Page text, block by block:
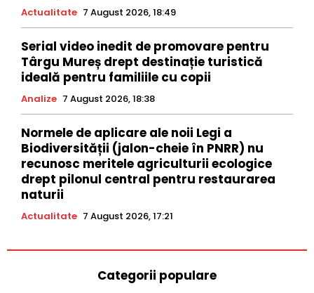
Actualitate 7 August 2026, 18:49
Serial video inedit de promovare pentru
Târgu Mureș drept destinație turistică
ideală pentru familiile cu copii
Analize 7 August 2026, 18:38
Normele de aplicare ale noii Legi a
Biodiversității (jalon-cheie în PNRR) nu
recunosc meritele agriculturii ecologice
drept pilonul central pentru restaurarea
naturii
Actualitate 7 August 2026, 17:21
Categorii populare